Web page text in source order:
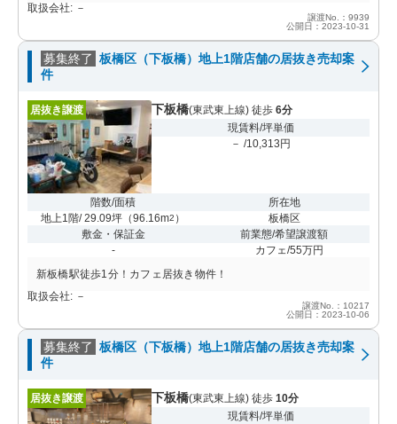
取扱会社: －
譲渡No.：9939
公開日：2023-10-31
募集終了 板橋区（下板橋）地上1階店舗の居抜き売却案
件
居抜き譲渡 下板橋(東武東上線) 徒歩 6分
現賃料/坪単価
－ /10,313円
階数/面積
地上1階/ 29.09坪 （96.16m2 ）
所在地
板橋区
敷金・保証金
-
前業態/希望譲渡額
カフェ/55万円
新板橋駅徒歩1分！カフェ居抜き物件！
取扱会社: －
譲渡No.：10217
公開日：2023-10-06
募集終了 板橋区（下板橋）地上1階店舗の居抜き売却案
件
居抜き譲渡 下板橋(東武東上線) 徒歩 10分
現賃料/坪単価